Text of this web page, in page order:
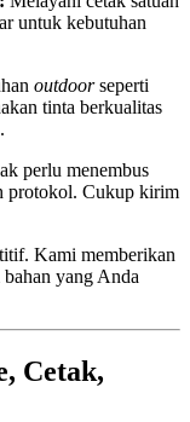
untuk kebutuhan
outdoorseperti
tinta berkualitas
perlu menembus
protokol. Cukup kirim
Kami memberikan
bahan yang Anda
Cetak,